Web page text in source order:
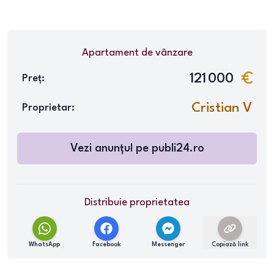
Apartamentde vânzare
Preț: 121 000
Proprietar: Cristian V
Vezi anunțul pe publi24.ro
Distribuie proprietatea
WhatsApp Facebook Messenger Copiază link